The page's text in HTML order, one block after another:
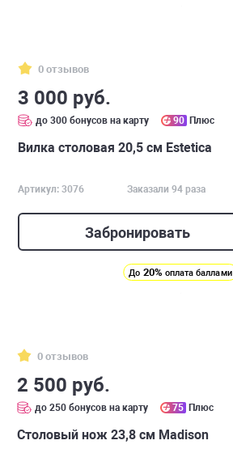
0 отзывов
3 000 руб.
до 300 бонусов на карту 90 Плюс
Вилка столовая 20,5 см Estetica
Артикул: 3076 Заказали 94 раза
Забронировать
До 20% оплата баллами
0 отзывов
2 500 руб.
до 250 бонусов на карту 75 Плюс
Столовый нож 23,8 см Madison